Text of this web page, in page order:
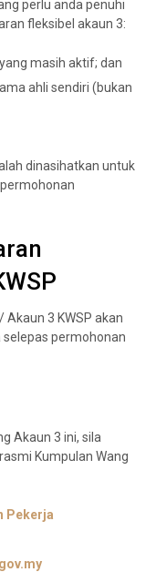
perlu anda penuhi
fleksibel akaun 3:
masih aktif; dan
ahli sendiri (bukan
dinasihatkan untuk
3 KWSP akan
permohonan
Akaun 3 ini, sila
Kumpulan Wang
Pekerja